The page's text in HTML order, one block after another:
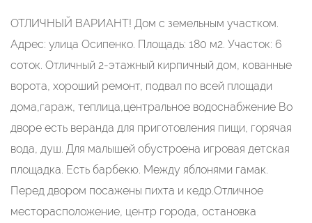
ОТЛИЧНЫЙ ВАРИАНТ! Дом с земельным участком.
Адрес: улица Осипенко. Площадь: 180 м2. Участок: 6
соток. Отличный 2-этажный кирпичный дом, кованные
ворота, хороший ремонт, подвал по всей площади
дома,гараж, теплица,центральное водоснабжение Во
дворе есть веранда для приготовления пищи, горячая
вода, душ. Для малышей обустроена игровая детская
площадка. Есть барбекю. Между яблонями гамак.
Перед двором посажены пихта и кедр.Отличное
месторасположение, центр города, остановка